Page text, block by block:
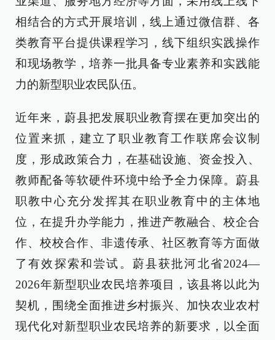
相结合的方式开展培训，线上通过微信群、各
类教育平台提供课程学习，线下组织实践操作
和现场教学，培养一批具备专业素养和实践能
力的新型职业农民队伍。
近年来，蔚县把发展职业教育摆在更加突出的
位置来抓，建立了职业教育工作联席会议制
度，形成政策合力，在基础设施、资金投入、
教师配备等软硬件环境中给予全力保障。蔚县
职教中心充分发挥其在职业教育中的主体地
位，在提升办学能力，推进产教融合、校企合
作、校校合作、非遗传承、社区教育等方面做
了有效探索和尝试。蔚县获批河北省2024—
2026年新型职业农民培养项目，该县将以此为
契机，围绕全面推进乡村振兴、加快农业农村
现代化对新型职业农民培养的新要求，以全面